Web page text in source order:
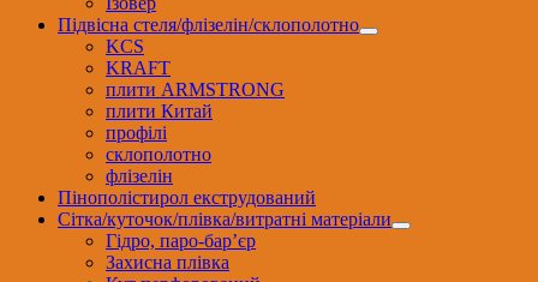
Підвісна стеля/флізелін/склополотно
KCS
KRAFT
плити ARMSTRONG
плити Китай
профілі
склополотно
флізелін
Пінополістирол екструдований
Сітка/куточок/плівка/витратні матеріали
Гідро, паро-бар’єр
Захисна плівка